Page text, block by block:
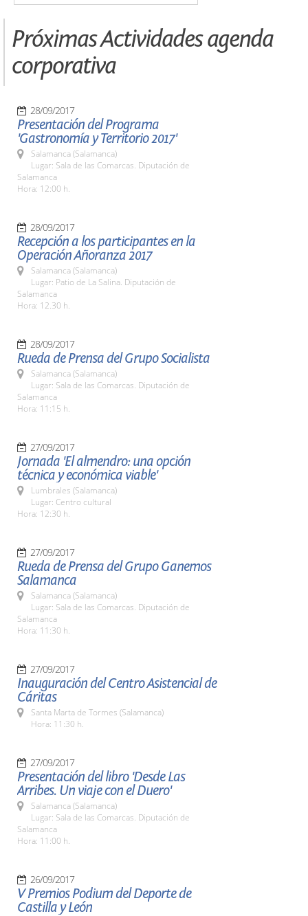
Próximas Actividades agenda
corporativa
28/09/2017
Presentación del Programa
'Gastronomía y Territorio 2017'
Salamanca (Salamanca)
Lugar: Sala de las Comarcas. Diputación de
Salamanca
Hora: 12:00 h.
28/09/2017
Recepción a los participantes en la
Operación Añoranza 2017
Salamanca (Salamanca)
Lugar: Patio de La Salina. Diputación de
Salamanca
Hora: 12.30 h.
28/09/2017
Rueda de Prensa del Grupo Socialista
Salamanca (Salamanca)
Lugar: Sala de las Comarcas. Diputación de
Salamanca
Hora: 11:15 h.
27/09/2017
Jornada 'El almendro: una opción
técnica y económica viable'
Lumbrales (Salamanca)
Lugar: Centro cultural
Hora: 12:30 h.
27/09/2017
Rueda de Prensa del Grupo Ganemos
Salamanca
Salamanca (Salamanca)
Lugar: Sala de las Comarcas. Diputación de
Salamanca
Hora: 11:30 h.
27/09/2017
Inauguración del Centro Asistencial de
Cáritas
Santa Marta de Tormes (Salamanca)
Hora: 11:30 h.
27/09/2017
Presentación del libro 'Desde Las
Arribes. Un viaje con el Duero'
Salamanca (Salamanca)
Lugar: Sala de las Comarcas. Diputación de
Salamanca
Hora: 11:00 h.
26/09/2017
V Premios Podium del Deporte de
Castilla y León